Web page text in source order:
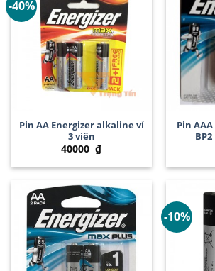
-40%
Pin AA Energizer alkaline vỉ
3 viên
40000 ₫
Pin
-10%